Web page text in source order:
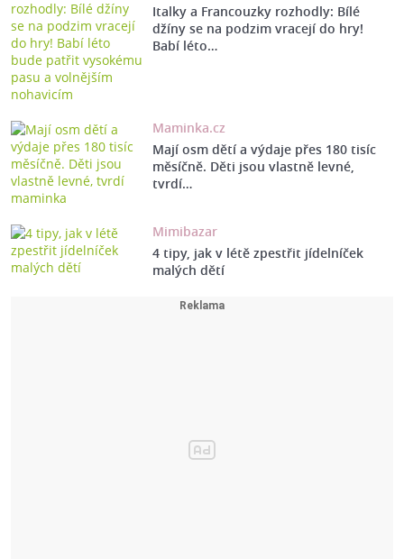
Italky a Francouzky rozhodly: Bílé
džíny se na podzim vracejí do hry!
Babí léto…
Maminka.cz
Mají osm dětí a výdaje přes 180 tisíc
měsíčně. Děti jsou vlastně levné,
tvrdí…
Mimibazar
4 tipy, jak v létě zpestřit jídelníček
malých dětí